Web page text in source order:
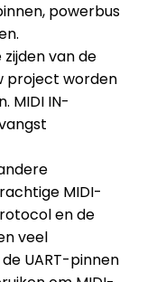
powerbus
van de
project worden
MIDI IN-
MIDI-
en de
veel
UART-pinnen